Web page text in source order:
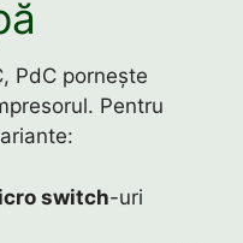
PdC pornește
Pentru
switch-uri